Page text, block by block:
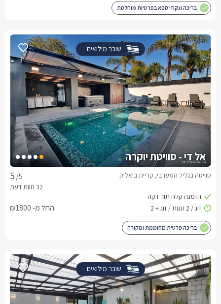
בריכה וגקוזי ספא בפרטיות מוחלטת
שובר מילואים
אל די - סוויטת יוקרה
/5 סוויטה בגליל המערבי, קריית ביאליק
החל מ- ₪1800
בריכה פרטית מחוממת ומקורה
שובר מילואים